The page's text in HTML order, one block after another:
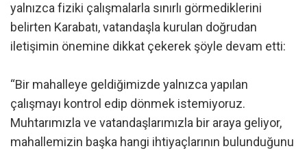
yalnızca fiziki çalışmalarla sınırlı görmediklerini
belirten Karabatı, vatandaşla kurulan doğrudan
iletişimin önemine dikkat çekerek şöyle devam etti:
“Bir mahalleye geldiğimizde yalnızca yapılan
çalışmayı kontrol edip dönmek istemiyoruz.
Muhtarımızla ve vatandaşlarımızla bir araya geliyor,
mahallemizin başka hangi ihtiyaçlarının bulunduğunu